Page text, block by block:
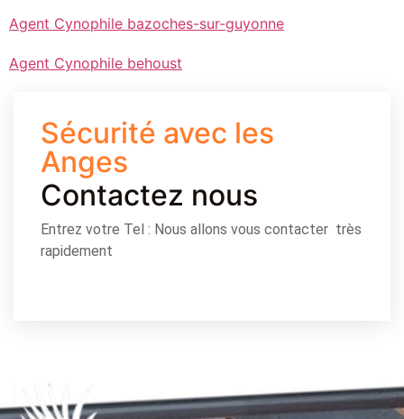
Agent Cynophile bazoches-sur-guyonne
Agent Cynophile behoust
Sécurité avec les
Anges
Contactez nous
Entrez votre Tel : Nous allons vous contacter très
rapidement